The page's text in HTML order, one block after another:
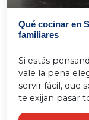
Qué cocinar en
familiares
Si estás
vale la pena
servir fácil, que
te exijan pasar